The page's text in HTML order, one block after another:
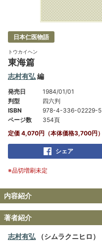
日本仁医物語
トウカイヘン
東海篇
志村有弘編
発売日
1984/01/01
判型
四六判
ISBN
978-4-336-02229-5
ページ数
354頁
定価 4,070円（本体価格3,700円）
シェア
※品切増刷未定
内容紹介
著者紹介
志村有弘 （シムラクニヒロ）